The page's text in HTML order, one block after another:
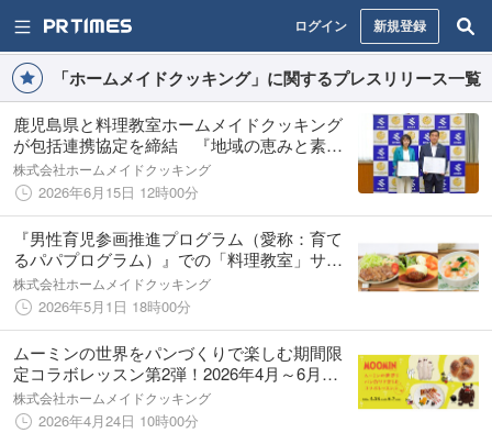
ログイン 新規登録
「ホームメイドクッキング」に関するプレスリリース一覧
鹿児島県と料理教室ホームメイドクッキング
が包括連携協定を締結 『地域の恵みと素材
の力を感じる料理』をテーマに、食を通じた
地域の活性化を図る
株式会社ホームメイドクッキング
2026年6月15日 12時00分
『男性育児参画推進プログラム（愛称：育て
るパパプログラム）』での「料理教室」サー
ビス開始のお知らせ
株式会社ホームメイドクッキング
2026年5月1日 18時00分
ムーミンの世界をパンづくりで楽しむ期間限
定コラボレッスン第2弾！2026年4月～6月に
開催
株式会社ホームメイドクッキング
2026年4月24日 10時00分